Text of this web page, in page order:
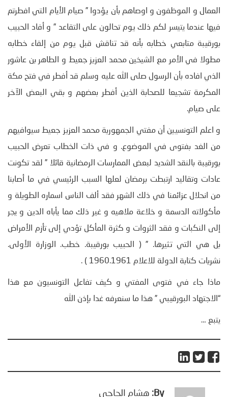
العمال و الموظفون و اوصاهم بأن يؤدوا ” صيام الأيام التي افطرتم
فيها عندما يتيسر لكم ذلك يوم تحالون على التقاعد ” و أفاد الحبيب
بورقيبة متابعي خطابه بأنه قد تناقش قبل يوم من إلقاء خطابه
مطولا في الأمر مع الشيخين محمد العزيز جعيط و الطاهر بن عاشور
الذي افاده بأن الرسول صلى الله عليه وسلم قد أفطر في فتح مكة
المكرمة تشجيعا للصحابة الذين أفطر بعضهم و بقي البعض الآخر
على صيام.
و اعلم التونسيين أن مفتي الجمهورية محمد العزيز جعيط سيوافيهم
من الغد بفتوى في الموضوع. و في ذات الخطاب تعرض الحبيب
بورقيبة بالنقد الشديد لبعض الممارسات الرمضانية قائلا ” لقد تكونت
عادات وتقاليد ارتبطت برمضان لعلها السبب الرئيسي في ما أصابنا
من انحلال عزائمنا في ذلك الشهر فقد ألف الناس اسماره الطويلة و
مأكولاته الدسمة و خلاعة ملاهيه و غير ذلك مما يأباه الدين و يجر
إلى النكبات و فقد الثروات و كثرة المأكل تؤدي إلى تأزم الأمراض
بل هي التي تثيرها. ” ( الحبيب بورقيبة. خطب. الوزارة الأولى.
نشريات كتابة الدولة للاعلام 1960.1961 ) .
ماذا جاء في فتوى المفتي و كيف تفاعل التونسيون مع هذا
“الاجتهاد البورقيبي ” هذا ما سنعرفه غدا بإذن الله
يتبع …
By: هشام الحاجي